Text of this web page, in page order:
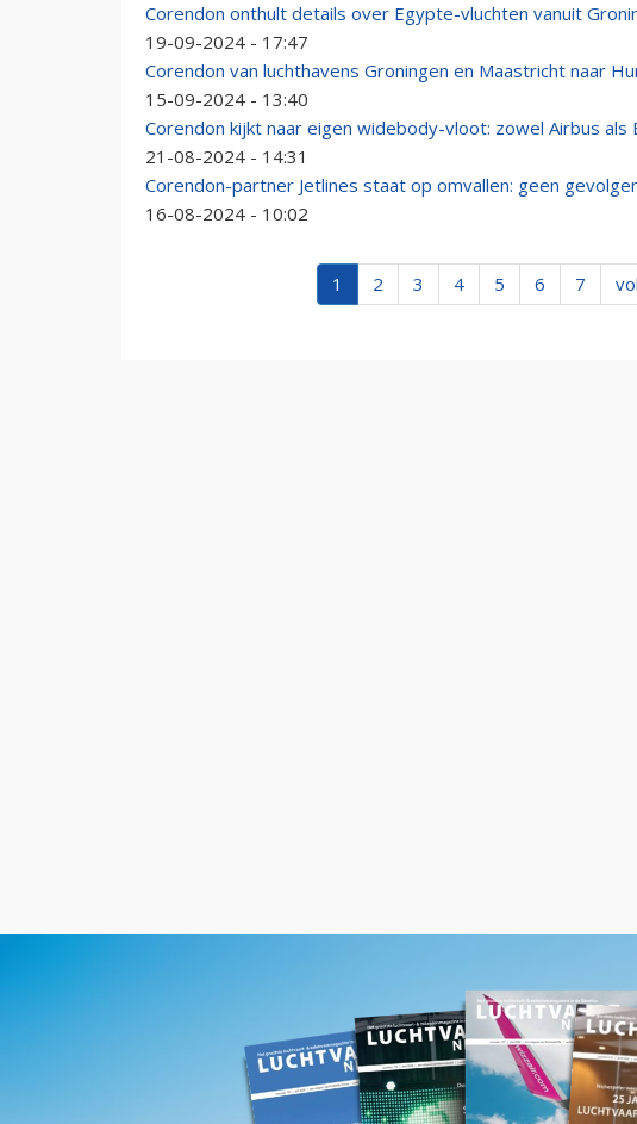
Corendon onthult details over Egypte-vluchten vanuit
19-09-2024 - 17:47
Corendon van luchthavens Groningen en Maastricht naar
15-09-2024 - 13:40
Corendon kijkt naar eigen widebody-vloot: zowel Airbus als
21-08-2024 - 14:31
Corendon-partner Jetlines staat op omvallen: geen
16-08-2024 - 10:02
1 2 3 4 5 6 7